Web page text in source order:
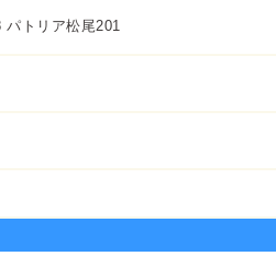
トリア松尾201